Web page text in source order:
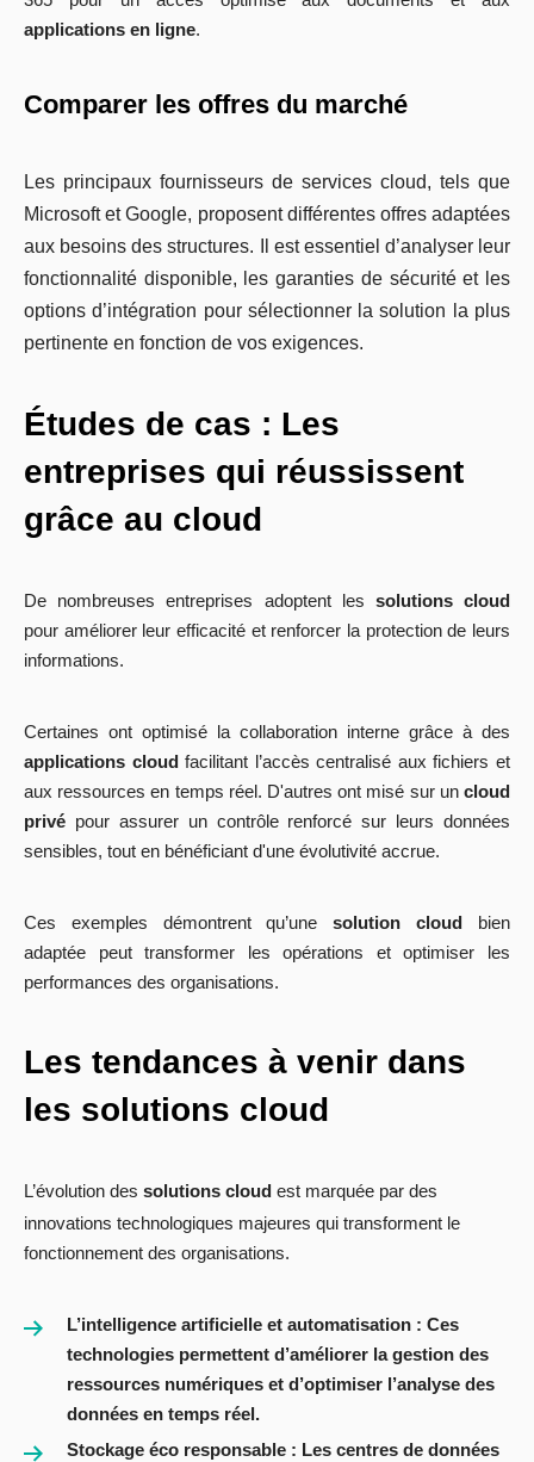
applications en ligne.
Comparer les offres du marché
Les principaux fournisseurs de services cloud, tels que
Microsoft et Google, proposent différentes offres adaptées
aux besoins des structures. Il est essentiel d’analyser leur
fonctionnalité disponible, les garanties de sécurité et les
options d’intégration pour sélectionner la solution la plus
pertinente en fonction de vos exigences.
Études de cas : Les
entreprises qui réussissent
grâce au cloud
De nombreuses entreprises adoptent les solutions cloud
pour améliorer leur efficacité et renforcer la protection de leurs
informations.
Certaines ont optimisé la collaboration interne grâce à des
applications cloudfacilitant l’accès centralisé aux fichiers et
aux ressources en temps réel. D'autres ont misé sur un cloud
privé pour assurer un contrôle renforcé sur leurs données
sensibles, tout en bénéficiant d'une évolutivité accrue.
Ces exemples démontrent qu’unesolution cloud bien
adaptée peut transformer les opérations et optimiser les
performances des organisations.
Les tendances à venir dans
les solutions cloud
L’évolution des solutions cloud est marquée par des
innovations technologiques majeures qui transforment le
fonctionnement des organisations.
L’intelligence artificielle et automatisation : Ces
technologies permettent d’améliorer la gestion des
ressources numériques et d’optimiser l’analyse des
données en temps réel.
Stockage éco responsable : Les centres de données